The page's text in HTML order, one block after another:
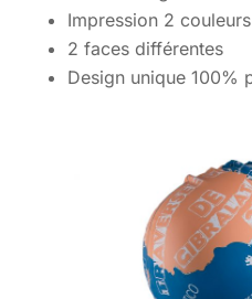
Impression 2 couleurs
2 faces différentes
Design unique 100%